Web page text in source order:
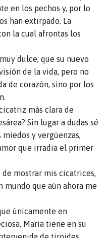
en los pechos y, por lo
han extirpado. La
la cual afrontas los
dulce, que su nuevo
de la vida, pero no
de corazón, sino por los
más clara de
Sin lugar a dudas sé
y vergüenzas,
que irradia el primer
mostrar mis cicatrices,
que aún ahora me
únicamente en
Maria tiene en su